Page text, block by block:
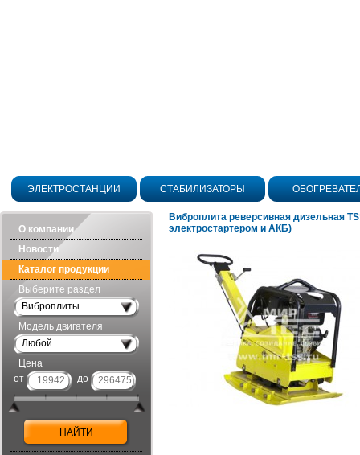
ЭЛЕКТРОСТАНЦИИ СТАБИЛИЗАТОРЫ
О компании
Новости
Каталог продукции
Выберите раздел
Виброплиты
Модель двигателя
Любой
Цена
от
до
Виброплита реверсивная дизельная
электростартером и АКБ)